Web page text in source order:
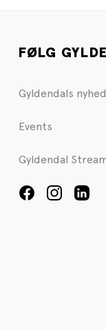
FØLG
Gyldendals
Events
Gyldendal